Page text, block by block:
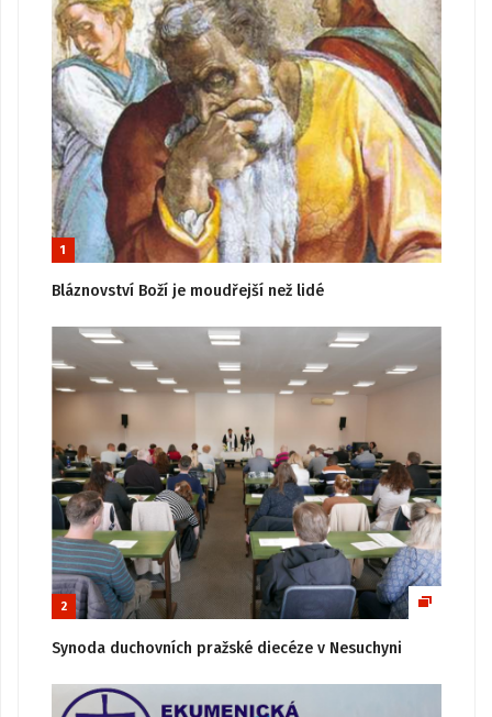
1
Bláznovství Boží je moudřejší než lidé
2
Synoda duchovních pražské diecéze v Nesuchyni